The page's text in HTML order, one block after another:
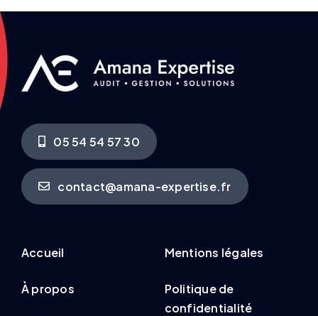
05 54 54 57 30
contact@amana-expertise.fr
Accueil
À propos
Mentions légales
Politique de
confidentialité